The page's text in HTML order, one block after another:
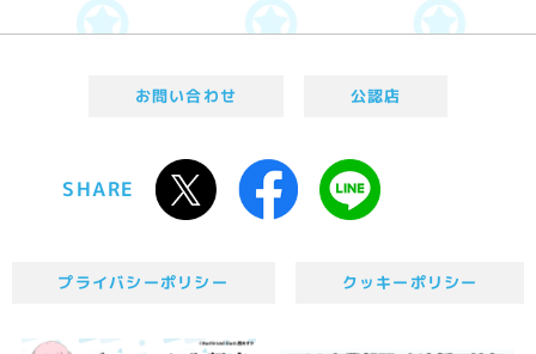
お問い合わせ 公認店
SHARE
プライバシーポリシー クッキーポリシー